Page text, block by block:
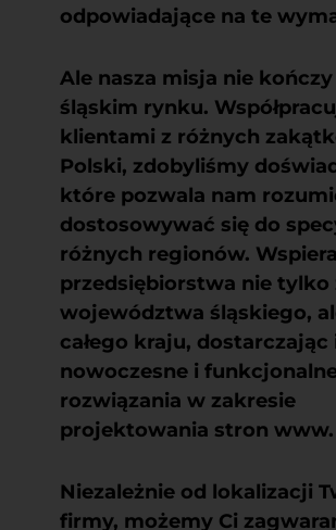
odpowiadające na te
Ale nasza misja nie kończy
śląskim rynku.
klientami z różnych
Polski, zdobyliśmy
które pozwala nam
dostosowywać się do
różnych regionów.
przedsiębiorstwa nie tylko
województwa śląskiego,
całego kraju, dostarczając
nowoczesne i
rozwiązania w zakresie
projektowania stron www.
Niezależnie od lokalizacji
firmy, możemy Ci